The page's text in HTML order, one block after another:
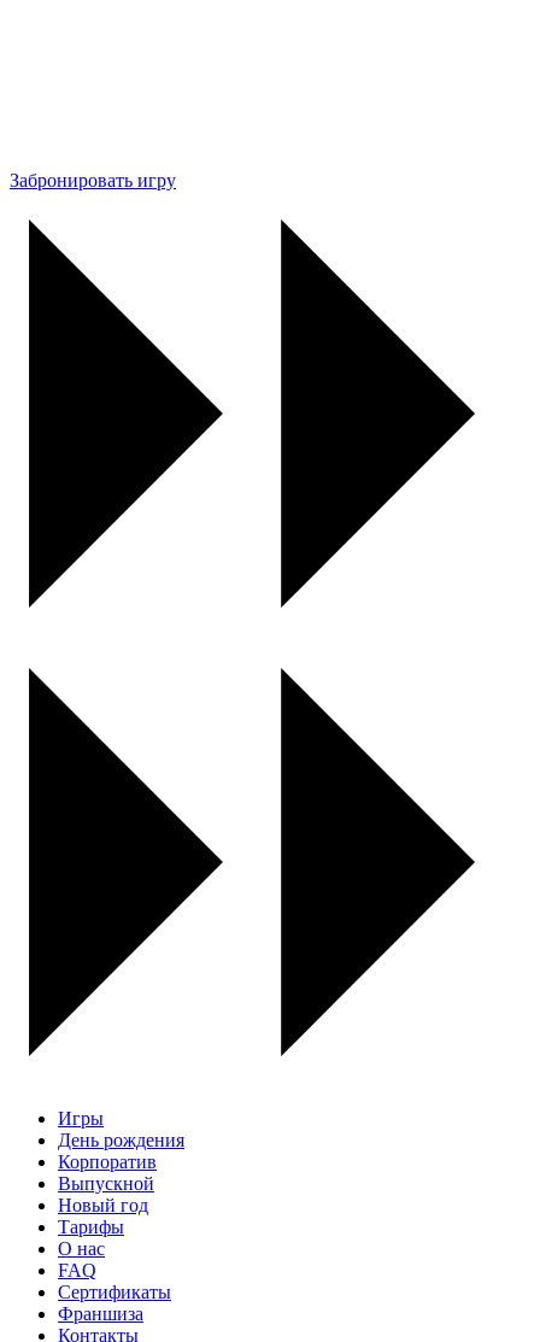
Забронировать игру
Игры
День рождения
Корпоратив
Выпускной
Новый год
Тарифы
О нас
FAQ
Сертификаты
Франшиза
Контакты